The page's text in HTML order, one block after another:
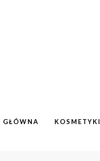
GŁÓWNA KOSMETYKI